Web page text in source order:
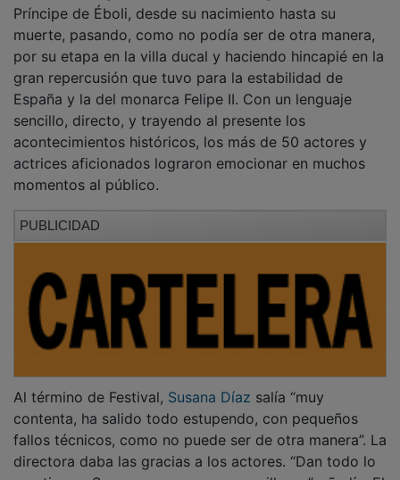
muerte, pasando, como no podía ser de otra manera,
por su etapa en la villa ducal y haciendo hincapié en la
gran repercusión que tuvo para la estabilidad de
España y la del monarca Felipe II. Con un lenguaje
sencillo, directo, y trayendo al presente los
acontecimientos históricos, los más de 50 actores y
actrices aficionados lograron emocionar en muchos
momentos al público.
contenta, ha salido todo estupendo, con pequeños
fallos técnicos, como no puede ser de otra manera”. La
directora daba las gracias a los actores. “Dan todo lo
que tienen. Son unas personas maravillosas”, añadía. El